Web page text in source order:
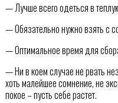
— Лучше всего одеться в
— Обязательно нужно взять с
— Оптимальное время для
— Ни в коем случае не рвать
хоть малейшее сомнение, не
покое – пусть себе растет.